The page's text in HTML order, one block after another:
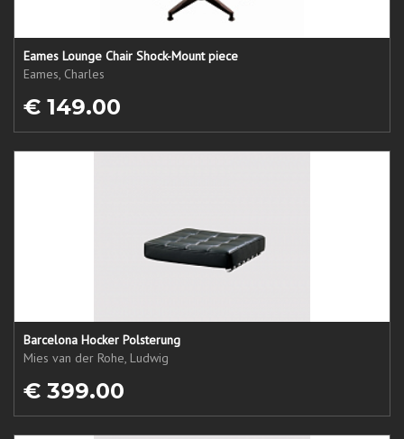
Eames Lounge Chair Shock-Mount piece
Eames, Charles
€ 149.00
Barcelona Hocker Polsterung
Mies van der Rohe, Ludwig
€ 399.00